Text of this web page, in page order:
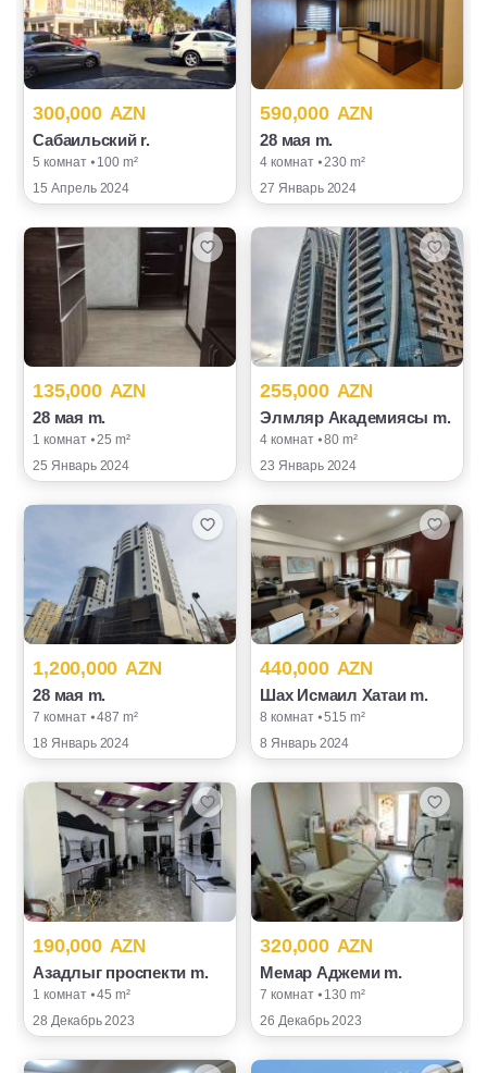
300,000 AZN
Сабаильский r.
5 комнат ⦁ 100 m²
15 Апрель 2024
590,000 AZN
28 мая m.
4 комнат ⦁ 230 m²
27 Январь 2024
135,000 AZN
28 мая m.
1 комнат ⦁ 25 m²
25 Январь 2024
255,000 AZN
Элмляр Академиясы m.
4 комнат ⦁ 80 m²
23 Январь 2024
1,200,000 AZN
28 мая m.
7 комнат ⦁ 487 m²
18 Январь 2024
440,000 AZN
Шах Исмаил Хатаи m.
8 комнат ⦁ 515 m²
8 Январь 2024
190,000 AZN
Азадлыг проспекти m.
1 комнат ⦁ 45 m²
28 Декабрь 2023
320,000 AZN
Мемар Аджеми m.
7 комнат ⦁ 130 m²
26 Декабрь 2023